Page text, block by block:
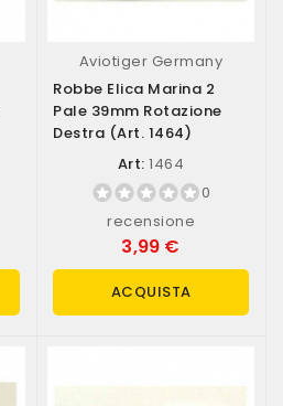
Aviotiger Germany
Robbe Elica Marina 2
Pale 39mm Rotazione
Destra (art. 1464)
Art: 1464
0
recensione
3,99 €
ACQUISTA